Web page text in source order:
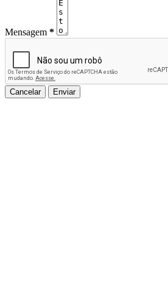
Mensagem *
Cancelar Enviar